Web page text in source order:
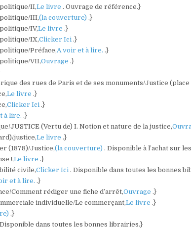
politique/II,Le livre. Ouvrage de référence.}
politique/III,(la couverture).}
IV,Le livre.}
IX,Clicker Ici.}
Préface,A voir et à lire..}
VII,Ouvrage.}
des rues de Paris et de ses monuments/Justice (place
Le livre.}
Clicker Ici.}
à lire..}
JUSTICE (Vertu de) I. Notion et nature de la justice,
justice,Le livre.}
(1878)/Justice,(la couverture). Disponible à l’achat sur
!,Le livre.}
civile,Clicker Ici. Disponible dans toutes les bonnes
et à lire..}
Comment rédiger une fiche d’arrêt,Ouvrage.}
individuelle/Le commerçant,Le livre.}
.}
dans toutes les bonnes librairies.}